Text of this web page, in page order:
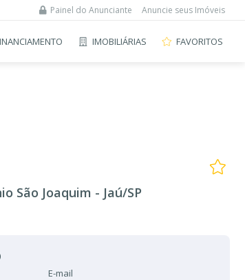
Painel do Anunciante Anuncie seus Imóveis
IMOBILIÁRIAS FAVORITOS
São Joaquim - Jaú/SP
E-mail